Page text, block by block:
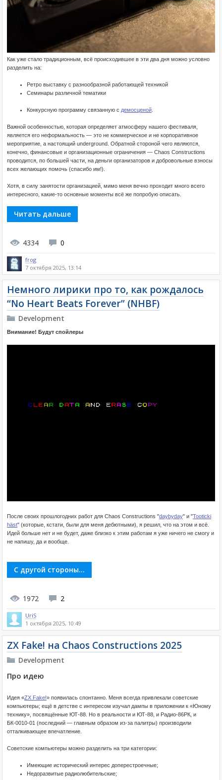
Как уже стало традиционным, всё происходившее в эти два дня можно условно
разделить на:
Ретро выставку с разнообразной работающей техникой
Семинары различной тематики
Конкурсную программу связанную с демосценой
Важной особенностью, которая определяет атмосферу нашего фестиваля,
является его неформальность — это не коммерческое и не корпоративное
мероприятие, а настоящий underground. Обратной стороной чего являются,
конечно, финансовые и организационные ограничения — Chaos Constructions
проводится, по большей части, на деньги организаторов и добровольные взносы
всех желающих помочь (спасибо им!).
Хотя, в силу занятости организацией, мимо меня вечно проходит много всего
интересного, какие-то основные моменты всё же попробую описать.
Читать дальше
4334 0
frog
7 октября 2025, 13:14
Немного лирики про то, как рождалось
“No Heart Beats Forever” (NHBF)
Development
Внимание! Будут спойлеры
После своих прошлогодних работ для Chaos Constructions "daybyday" и "Tooticki
häst" (которые, кстати, были для меня дебютными), я решил, что на этом и всё.
Идей больше нет и не будет, даже близко к этим работам я уже ничего не смогу и
не напишу, да и вообще.
С другой стороны...
1972 2
UriS
1 октября 2025, 10:49
ZX Fake! на Chaos Constructions 2025
Development
Про идею
Идея «ZX Fake!» появилась спонтанно. Меня всегда привлекали советские
компьютеры; ещё в детстве с интересом изучал дампы в приложении к «Юному
технику», посвящённые ЮТ-88. Но в реальности и ЮТ-88, и Радио-86РК, и
БК-0010-01 (последний — главным образом из-за палитры) производили
отталкивающее впечатление.
Советские компьютеры можно разделить на три категории:
Имеющие исторический интерес доперестроечные;
Недоразвитые радиолюбительские;